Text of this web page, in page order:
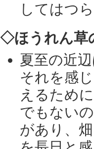
してはつ
◇ほうれん草
夏至の近
それを感
えるため
でもない
があり、